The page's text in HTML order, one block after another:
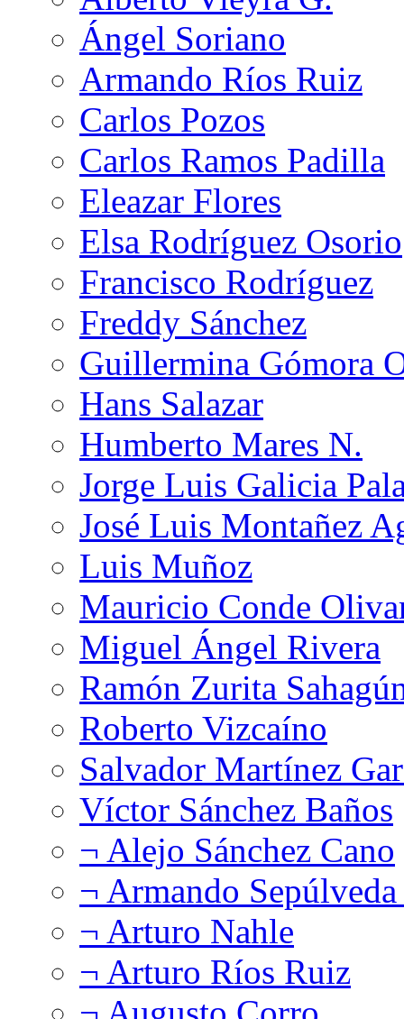
Ángel Soriano
Armando Ríos Ruiz
Carlos Pozos
Carlos Ramos Padilla
Eleazar Flores
Elsa Rodríguez Osorio
Francisco Rodríguez
Freddy Sánchez
Guillermina Gómora
Hans Salazar
Humberto Mares N.
Jorge Luis Galicia
José Luis Montañez
Luis Muñoz
Mauricio Conde
Miguel Ángel Rivera
Ramón Zurita
Roberto Vizcaíno
Salvador Martínez
Víctor Sánchez Baños
¬ Alejo Sánchez Cano
¬ Armando
¬ Arturo Nahle
¬ Arturo Ríos Ruiz